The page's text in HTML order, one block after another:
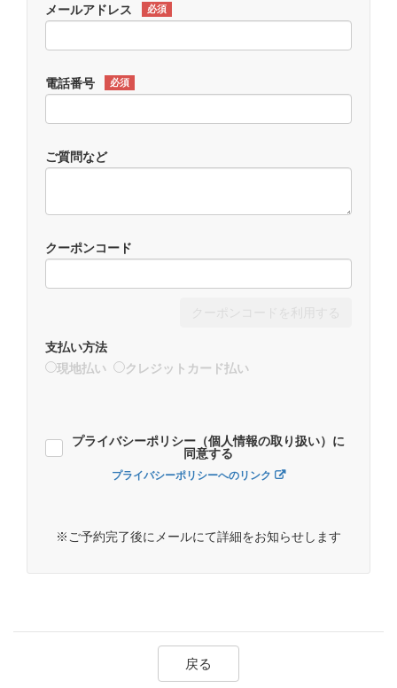
メールアドレス 必須
電話番号 必須
ご質問など
クーポンコード
支払い方法
現地払い
クレジットカード払い
プライバシーポリシー（個人情報の取り扱い）に
同意する
プライバシーポリシーへのリンク
※ご予約完了後にメールにて詳細をお知らせします
戻る